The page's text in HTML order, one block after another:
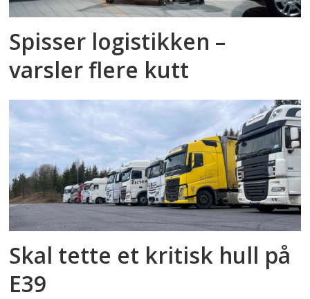
Spisser logistikken –
varsler flere kutt
Skal tette et kritisk hull på
E39